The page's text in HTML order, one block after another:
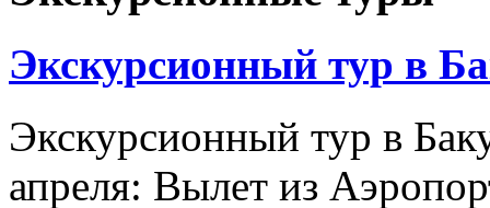
Экскурсионный тур в
Экскурсионный тур в
апреля: Вылет из